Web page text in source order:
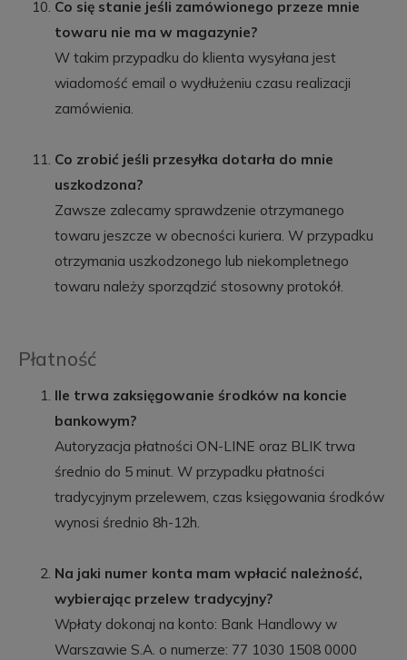
Co się stanie jeśli zamówionego przeze mnie
towaru nie ma w magazynie?
W takim przypadku do klienta wysyłana jest
wiadomość email o wydłużeniu czasu realizacji
zamówienia.
Co zrobić jeśli przesyłka dotarła do mnie
uszkodzona?
Zawsze zalecamy sprawdzenie otrzymanego
towaru jeszcze w obecności kuriera. W przypadku
otrzymania uszkodzonego lub niekompletnego
towaru należy sporządzić stosowny protokół.
Płatność
Ile trwa zaksięgowanie środków na koncie
bankowym?
Autoryzacja płatności ON-LINE oraz BLIK trwa
średnio do 5 minut. W przypadku płatności
tradycyjnym przelewem, czas księgowania środków
wynosi średnio 8h-12h.
Na jaki numer konta mam wpłacić należność,
wybierając przelew tradycyjny?
Wpłaty dokonaj na konto: Bank Handlowy w
Warszawie S.A. o numerze: 77 1030 1508 0000